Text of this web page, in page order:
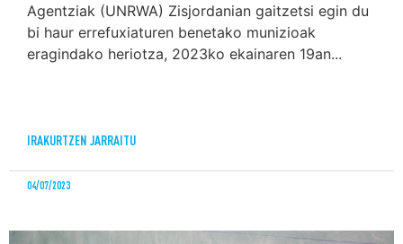
Agentziak (UNRWA) Zisjordanian gaitzetsi egin du
bi haur errefuxiaturen benetako munizioak
eragindako heriotza, 2023ko ekainaren 19an...
IRAKURTZEN JARRAITU
04/07/2023